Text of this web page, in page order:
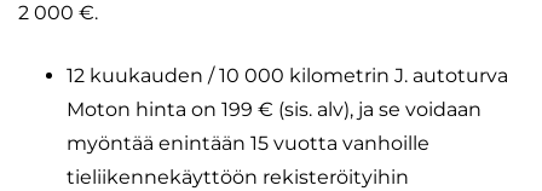
2 000 €.
12 kuukauden / 10 000 kilometrin J. autoturva
Moton hinta on 199 € (sis. alv), ja se voidaan
myöntää enintään 15 vuotta vanhoille
tieliikennekäyttöön rekisteröityihin